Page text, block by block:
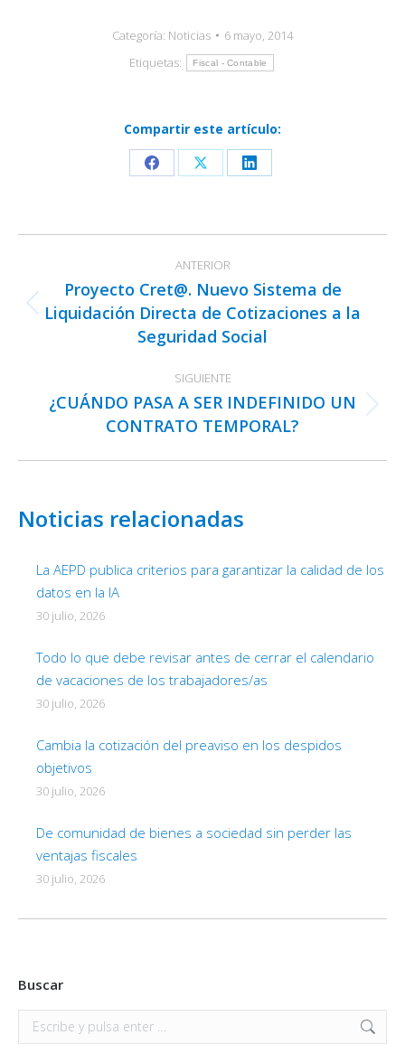
Categoría: Noticias
6 mayo, 2014
Etiquetas:
Fiscal - Contable
Compartir este artículo:
Share
Facebook
Share
X
Share
LinkedIn
entre
publicaciones
ANTERIOR
Publicación
anterior:
Proyecto Cret@. Nuevo Sistema de
Liquidación Directa de Cotizaciones a la
Seguridad Social
SIGUIENTE
Publicación
siguiente:
¿CUÁNDO PASA A SER INDEFINIDO UN
CONTRATO TEMPORAL?
Noticias relacionadas
La AEPD publica criterios para garantizar la calidad de los
datos en la IA
30 julio, 2026
Todo lo que debe revisar antes de cerrar el calendario
de vacaciones de los trabajadores/as
30 julio, 2026
Cambia la cotización del preaviso en los despidos
objetivos
30 julio, 2026
De comunidad de bienes a sociedad sin perder las
ventajas fiscales
30 julio, 2026
Buscar
Buscar: